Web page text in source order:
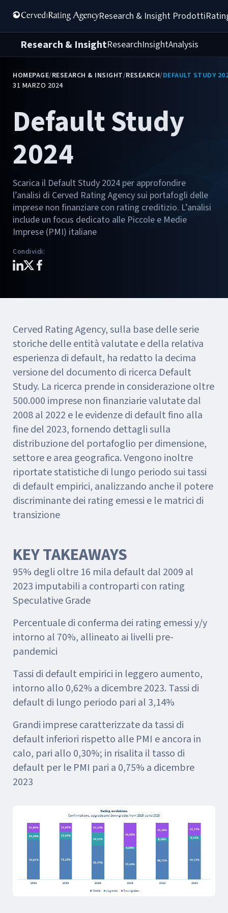
Research & Insight Prodotti
Research & InsightResearchInsightAnalysis
HOMEPAGE/RESEARCH & INSIGHT/RESEARCH/DEFAULT STUDY
31 MARZO 2024
Default Study
2024
Scarica il Default Study 2024 per approfondire
l’analisi di Cerved Rating Agency sui portafogli delle
imprese non finanziare con rating creditizio. L’analisi
include un focus dedicato alle Piccole e Medie
Imprese (PMI) italiane
Condividi:
Cerved Rating Agency, sulla base delle serie
storiche delle entità valutate e della relativa
esperienza di default, ha redatto la decima
versione del documento di ricerca Default
Study. La ricerca prende in considerazione oltre
500.000 imprese non finanziarie valutate dal
2008 al 2022 e le evidenze di default fino alla
fine del 2023, fornendo dettagli sulla
distribuzione del portafoglio per dimensione,
settore e area geografica. Vengono inoltre
riportate statistiche di lungo periodo sui tassi
di default empirici, analizzando anche il potere
discriminante dei rating emessi e le matrici di
transizione
KEY TAKEAWAYS
95% degli oltre 16 mila default dal 2009 al
2023 imputabili a controparti con rating
Speculative Grade
Percentuale di conferma dei rating emessi y/y
intorno al 70%, allineato ai livelli pre-
pandemici
Tassi di default empirici in leggero aumento,
intorno allo 0,62% a dicembre 2023. Tassi di
default di lungo periodo pari al 3,14%
Grandi imprese caratterizzate da tassi di
default inferiori rispetto alle PMI e ancora in
calo, pari allo 0,30%; in risalita il tasso di
default per le PMI pari a 0,75% a dicembre
2023